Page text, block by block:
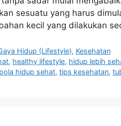
sesuatu yang harus
kecil yang dilakukan
Hidup (Lifestyle), Kesehatan
, healthy lifestyle, hidup lebih
pola hidup sehat, tips kesehatan,